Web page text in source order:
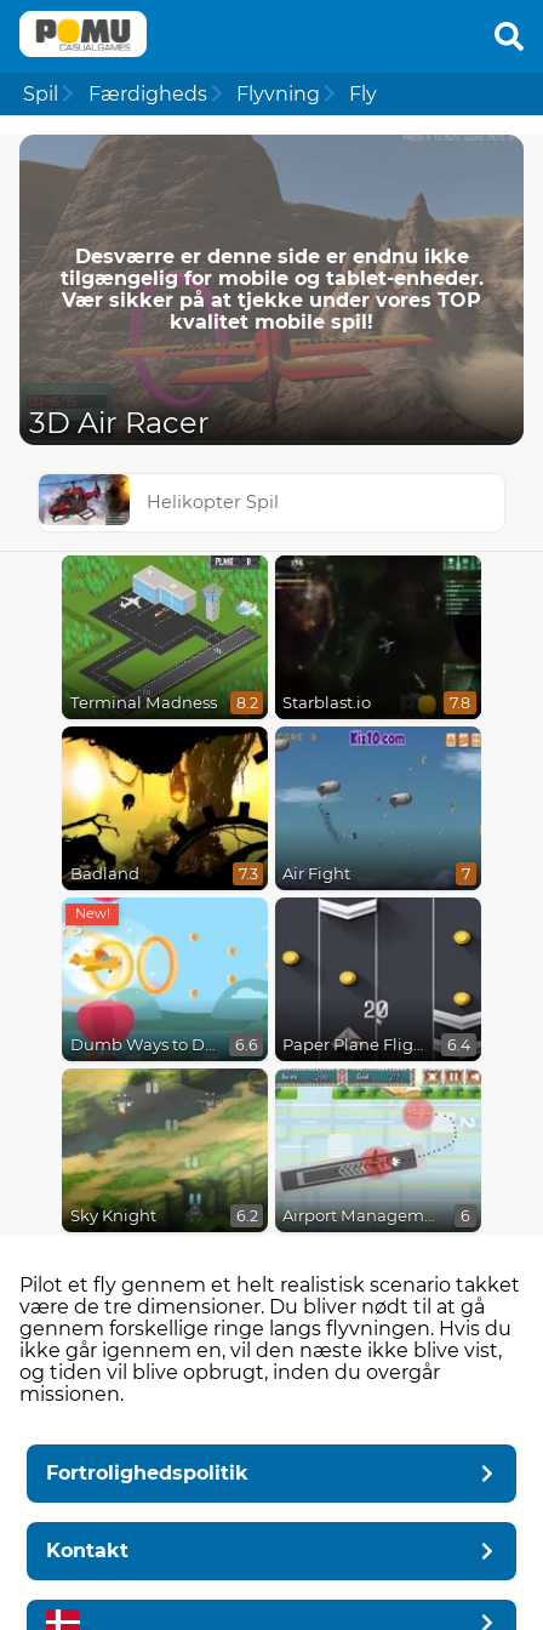
Spil Færdigheds Flyvning Fly
Desværre er denne side er endnu ikke
tilgængelig for mobile og tablet-enheder.
Vær sikker på at tjekke under vores TOP
kvalitet mobile spil!
3D Air Racer
Helikopter Spil
Terminal Madness 8.2 Starblast.io 7.8
Badland 7.3 Air Fight 7
Dumb Ways to Die 3: World Tour 6.6 Paper Plane Flight 6.4
Sky Knight 6.2 Airport Management 2 6
Pilot et fly gennem et helt realistisk scenario takket
være de tre dimensioner. Du bliver nødt til at gå
gennem forskellige ringe langs flyvningen. Hvis du
ikke går igennem en, vil den næste ikke blive vist,
og tiden vil blive opbrugt, inden du overgår
missionen.
Fortrolighedspolitik
Kontakt